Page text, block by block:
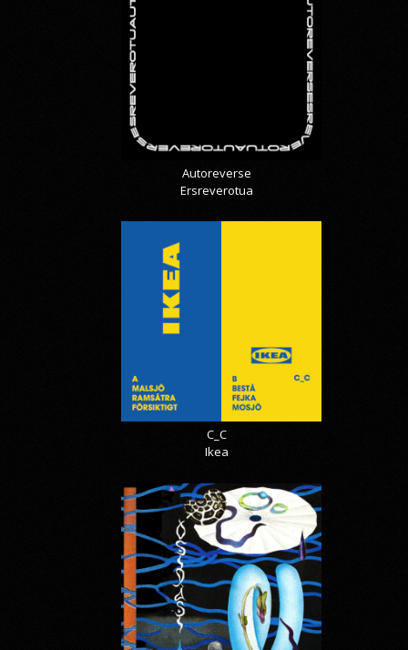
Autoreverse
Ersreverotua
C_C
Ikea